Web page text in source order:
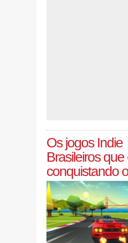
Os jogos Indie
Brasileiros
conquistando